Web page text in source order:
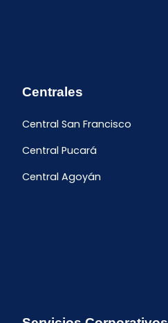
Centrales
Central San Francisco
Central Pucará
Central Agoyán